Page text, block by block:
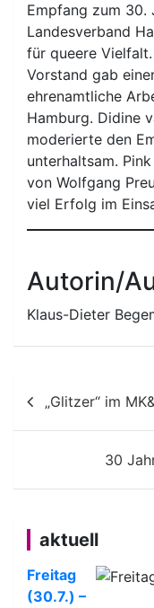
Empfang zum 30.
Landesverband
für queere
Vorstand gab
ehrenamtliche
Hamburg. Didine
moderierte den
unterhaltsam.
von Wolfgang
viel Erfolg im
Autorin/
Klaus-Dieter
„Glitzer“ im
30
aktuell
Freitag
(30.7.) –